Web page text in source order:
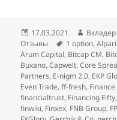
Опубликовано
17.03.2021 Автор
Вкладер
Отзывы
Метки
1 option,
Arum Capital, Bitcap CM,
Buxano,Capwelt,Core
Partners, E-nigm 2.0, EKP
Even Trade,ff-fresh,
financialtrust, Financing Fifty
finwiki, Finxex, FNB Group,